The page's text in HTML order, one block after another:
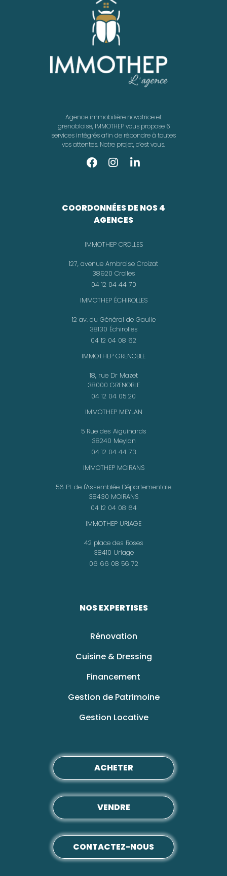
Agence immobilière novatrice et
grenobloise, IMMOTHEP vous propose 6
services intégrés afin de répondre à toutes
vos attentes. Notre projet, c’est vous.
COORDONNÉES DE NOS 4
AGENCES
IMMOTHEP CROLLES
127, avenue Ambroise Croizat
38920 Crolles
04 12 04 44 70
IMMOTHEP ÉCHIROLLES
12 av. du Général de Gaulle
38130 Échirolles
04 12 04 08 62
IMMOTHEP GRENOBLE
18, rue Dr Mazet
38000 GRENOBLE
04 12 04 05 20
IMMOTHEP MEYLAN
5 Rue des Aiguinards
38240 Meylan
04 12 04 44 73
IMMOTHEP MOIRANS
56 Pl. de l'Assemblée Départementale
38430 MOIRANS
04 12 04 08 64
IMMOTHEP URIAGE
42 place des Roses
38410 Uriage
06 66 08 56 72
NOS EXPERTISES
Rénovation
Cuisine & Dressing
Financement
Gestion de Patrimoine
Gestion Locative
ACHETER
VENDRE
CONTACTEZ-NOUS